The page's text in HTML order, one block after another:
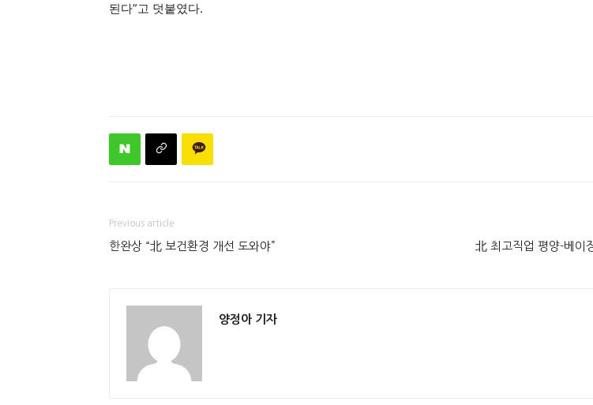
된다”고 덧붙였다.
Previous article
한완상 “北 보건환경 개선 도와야” 北 최고직업 평양-베이
양정아 기자